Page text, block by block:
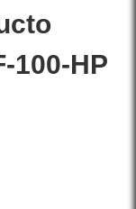
100-HP